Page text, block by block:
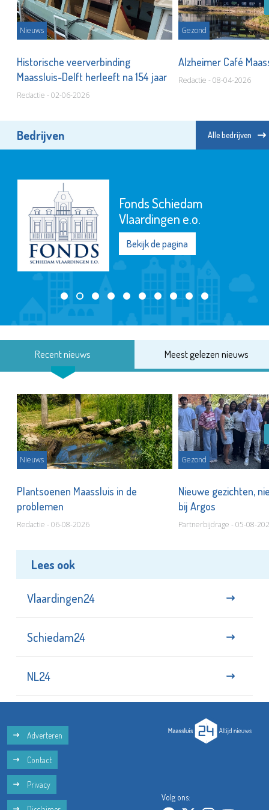
Nieuws
Historische veerverbinding
Maassluis-Delft herleeft na 154 jaar
Redactie - 02-06-2026
Gezond
Alzheimer Café
Redactie - 08-04-2026
Bedrijven Alle bedrijven
Fonds Schiedam
Vlaardingen e.o.
Bekijk de pagina
Recent nieuws Meest gelezen nieuws
Nieuws
Plantsoenen Maassluis in de
problemen
Redactie - 06-08-2026
Gezond
Nieuwe gezichten,
bij Argos
Partnerbijdrage - 05-08-
Lees ook
Vlaardingen24
Schiedam24
NL24
Adverteren
Contact
Privacy
Volg ons: